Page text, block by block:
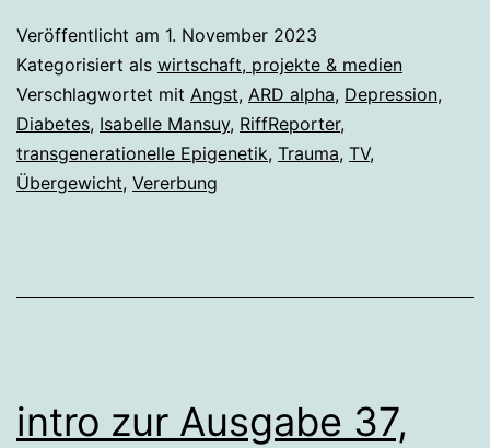
Veröffentlicht am 1. November 2023
Kategorisiert als wirtschaft, projekte & medien
Verschlagwortet mit Angst, ARD alpha, Depression,
Diabetes, Isabelle Mansuy, RiffReporter,
transgenerationelle Epigenetik, Trauma, TV,
Übergewicht, Vererbung
intro zur Ausgabe 37,